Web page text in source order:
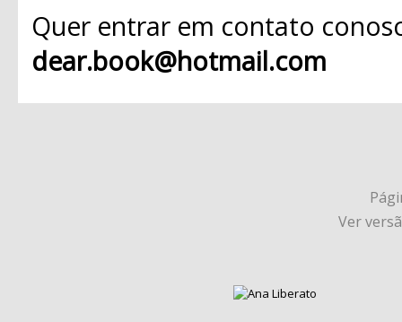
Quer entrar em contato
dear.book@hotmail.com
Ver